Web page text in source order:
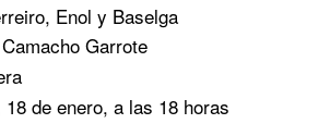
Enol y Baselga
Garrote
18 de enero, a las 18 horas